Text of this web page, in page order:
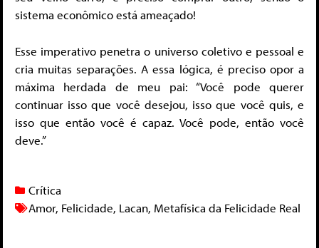
sistema econômico está ameaçado!
Esse imperativo penetra o universo coletivo e pessoal e
cria muitas separações. A essa lógica, é preciso opor a
máxima herdada de meu pai: “Você pode querer
continuar isso que você desejou, isso que você quis, e
isso que então você é capaz. Você pode, então você
deve.”
Crítica
Amor, Felicidade, Lacan, Metafísica da Felicidade Real